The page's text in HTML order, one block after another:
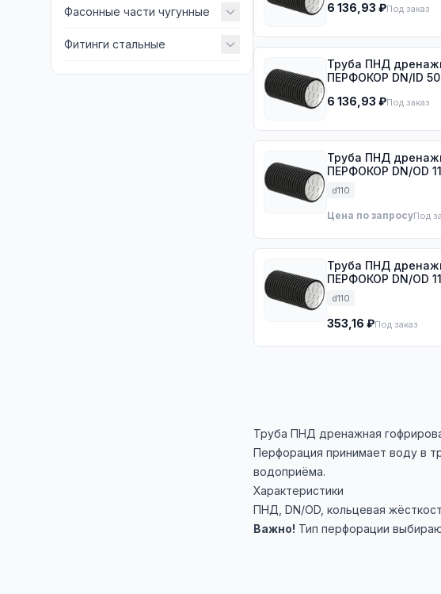
Фасонные части чугунные
Фитинги стальные
6 136,93 ₽Под заказ
Труба ПНД
ПЕРФОКОР DN/ID
6 136,93 ₽Под заказ
Труба ПНД
ПЕРФОКОР DN/OD
d110
Цена по запросуПод
Труба ПНД
ПЕРФОКОР DN/OD
d110
353,16 ₽Под заказ
Труба ПНД дренажная
Перфорация принимает воду в
водоприёма.
Характеристики
ПНД, DN/OD, кольцевая
Важно! Тип перфорации